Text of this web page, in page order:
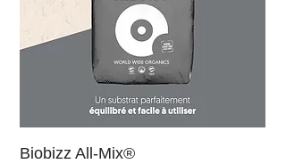
Biobizz All-Mix®